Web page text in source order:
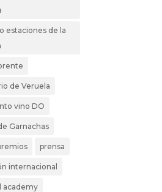
estaciones de la
de Veruela
vino DO
Garnachas
prensa
internacional
academy